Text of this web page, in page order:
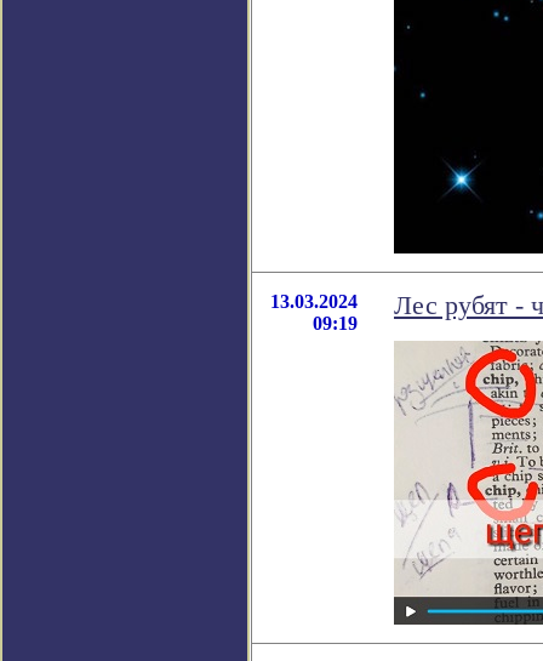
13.03.2024
09:19
Лес рубят -